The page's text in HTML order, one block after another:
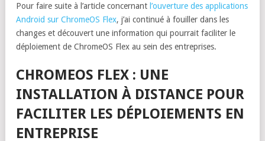
Pour faire suite à l’article concernant l’ouverture des applications
Android sur ChromeOS Flex, j’ai continué à fouiller dans les
changes et découvert une information qui pourrait faciliter le
déploiement de ChromeOS Flex au sein des entreprises.
CHROMEOS FLEX : UNE
INSTALLATION À DISTANCE POUR
FACILITER LES DÉPLOIEMENTS EN
ENTREPRISE